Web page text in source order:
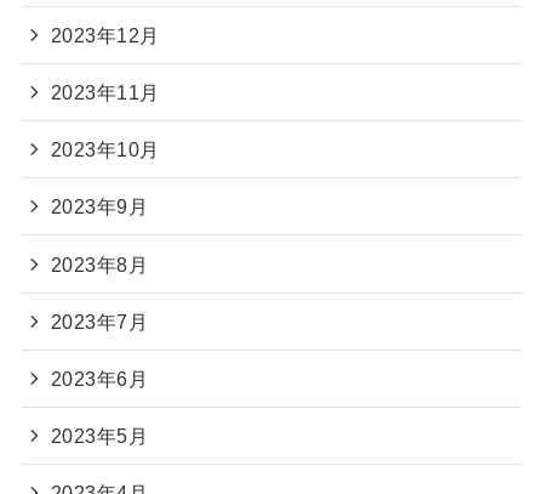
2023年12月
2023年11月
2023年10月
2023年9月
2023年8月
2023年7月
2023年6月
2023年5月